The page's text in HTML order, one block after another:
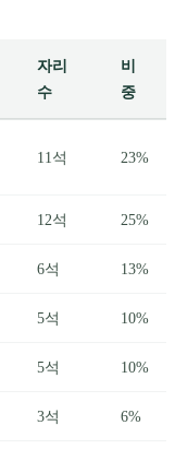
자리
수
비
중
11석 23%
12석 25%
6석 13%
5석 10%
5석 10%
3석 6%